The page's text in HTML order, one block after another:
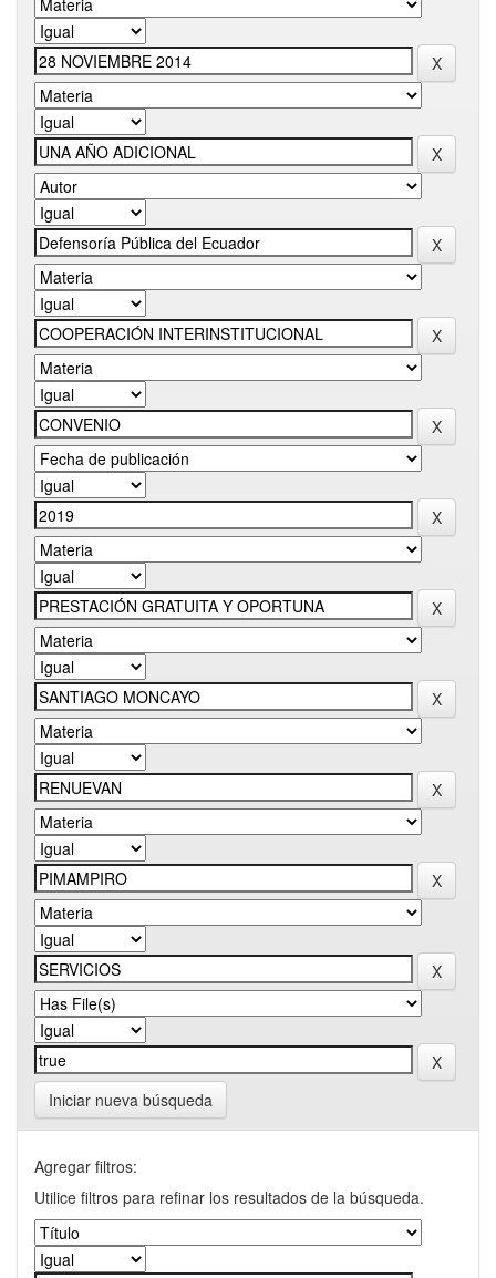
Iniciar nueva búsqueda
Agregar filtros:
Utilice filtros para refinar los resultados de la búsqueda.